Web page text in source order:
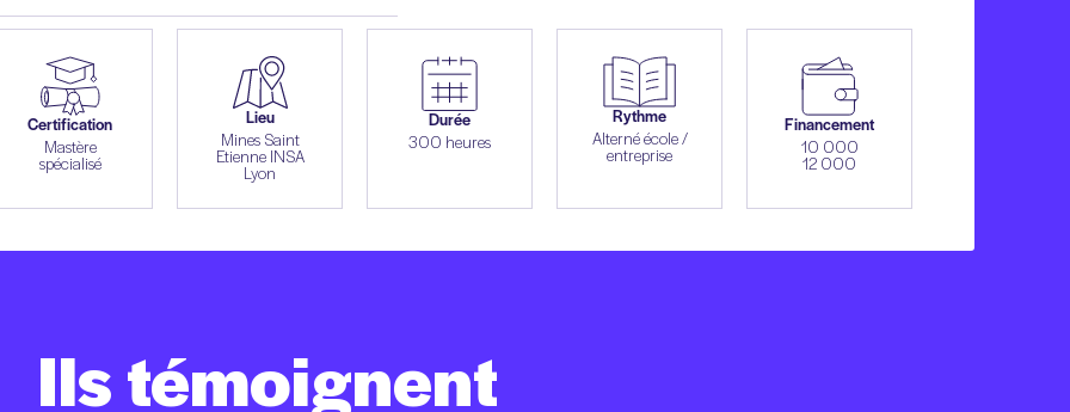
Certification
Mastère
spécialisé
Lieu
Mines Saint
Etienne INSA
Lyon
Durée
300 heures
Rythme
Alterné école /
entreprise
Financement
10 000
12 000
Ilstémoignent